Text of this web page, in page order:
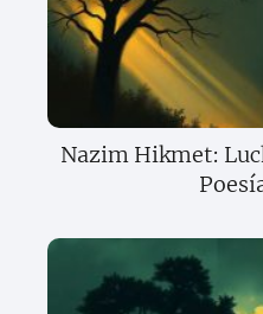
Nazim Hikmet: